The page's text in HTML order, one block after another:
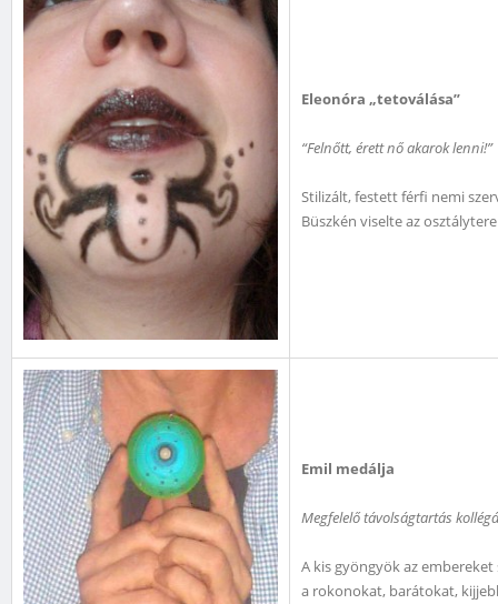
Eleonóra „tetoválása”
“Felnőtt, érett nő akarok lenni!”
Stilizált, festett férfi nemi
Büszkén viselte az
Emil medálja
Megfelelő távolságtartás
A kis gyöngyök az
a rokonokat, barátokat,